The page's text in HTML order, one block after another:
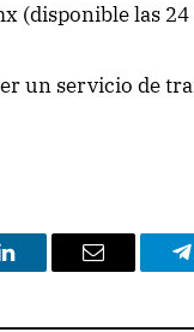
(disponible las 24
un servicio de
LinkedIn Email